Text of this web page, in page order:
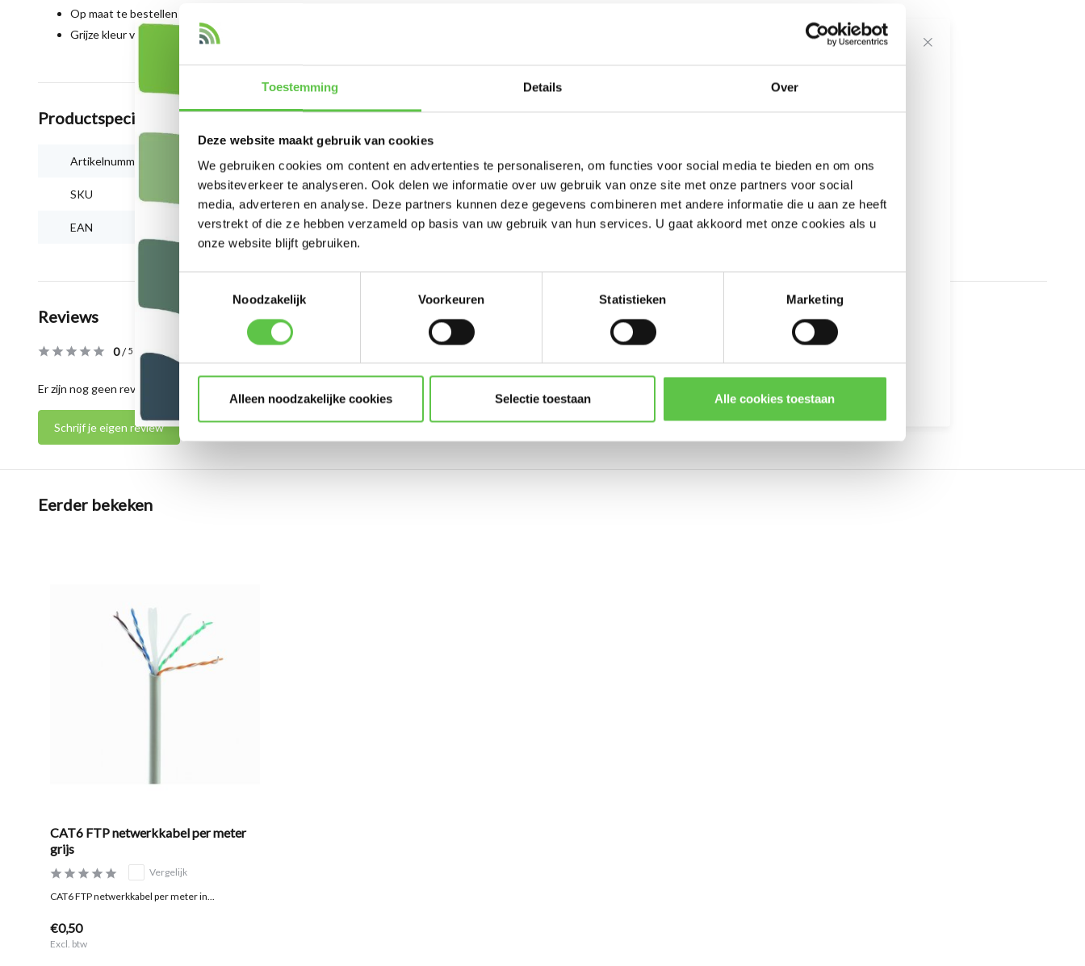
Toestemming Details Over
Deze website maakt gebruik van cookies
We gebruiken cookies om content en advertenties te personaliseren, om functies voor social media te bieden en om ons
websiteverkeer te analyseren. Ook delen we informatie over uw gebruik van onze site met onze partners voor social
media, adverteren en analyse. Deze partners kunnen deze gegevens combineren met andere informatie die u aan ze heeft
verstrekt of die ze hebben verzameld op basis van uw gebruik van hun services. U gaat akkoord met onze cookies als u
onze website blijft gebruiken.
Noodzakelijk
Voorkeuren Statistieken Marketing
Alleen noodzakelijke cookies Selectie toestaan Alle cookies toestaan
Op maat te bestellen per meter
Grijze kleur voor nette afwerking
Productspecificaties
Artikelnummer CAT6 FTP netwerkkabel
SKU FPC-6004-SO
EAN CAT6 FTP netwerkkabel
Reviews
0/5 Based on 0 reviews
Er zijn nog geen reviews geschreven over dit product..
Schrijf je eigen review
Eerder bekeken
CAT6 FTP netwerkkabel per meter
grijs
Vergelijk
CAT6 FTP netwerkkabel per meter in...
€0,50
Excl. btw
Schrijf je in voor onze
Updates, acties & productinformatie
E-mailadres*
* Lees hier de wettelijke beperkingen